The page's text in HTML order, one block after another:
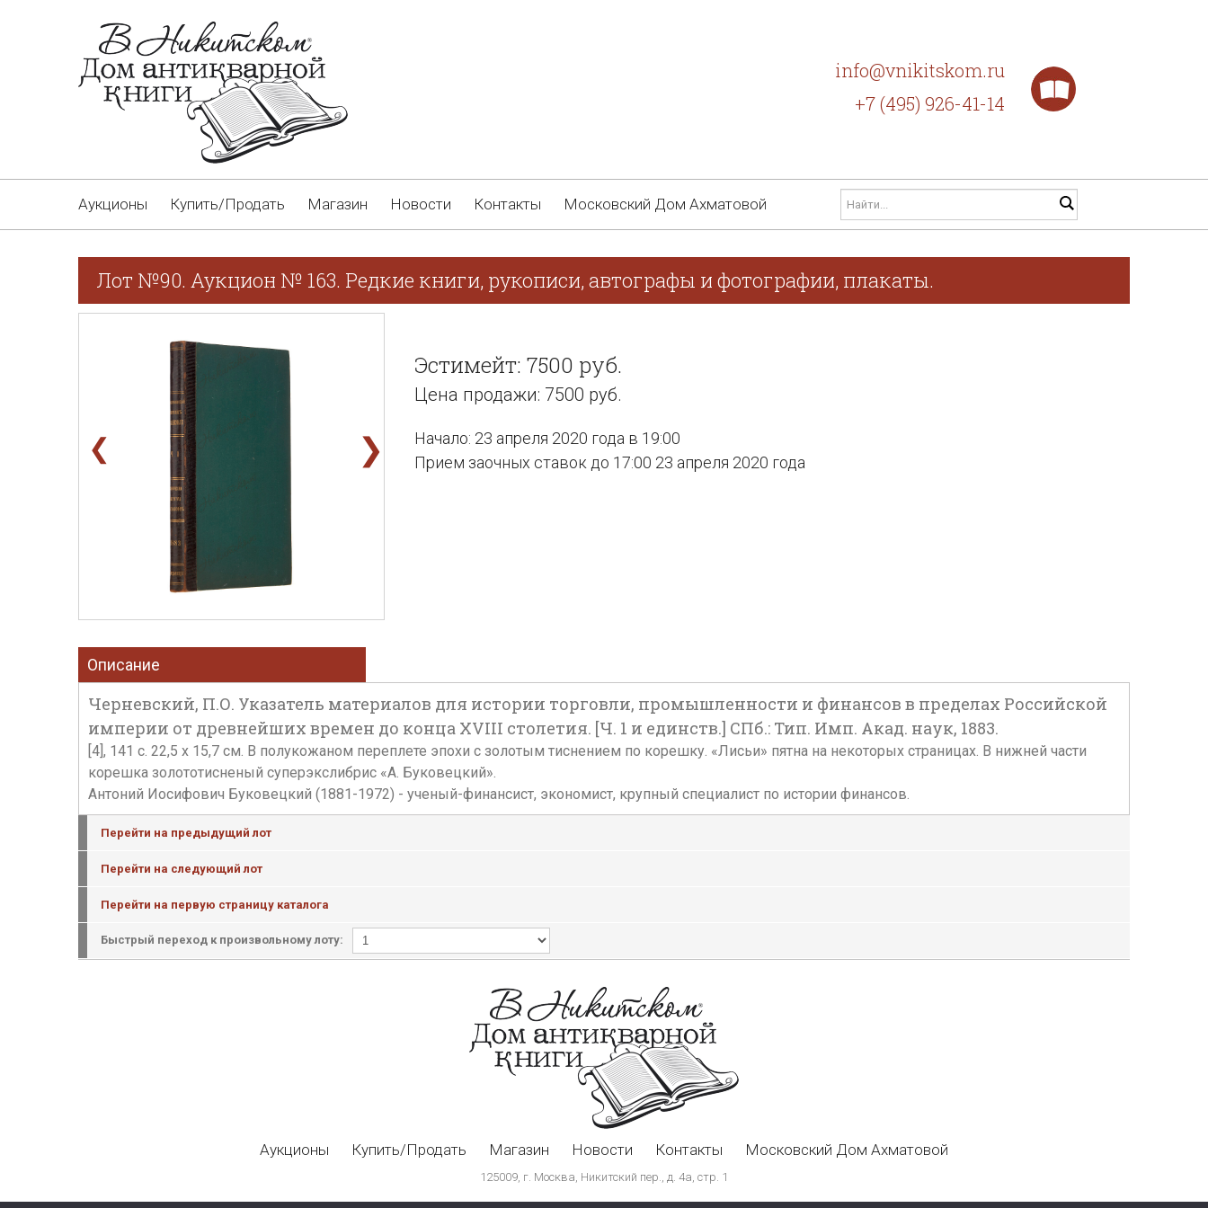
info@vnikitskom.ru
+7 (495) 926-41-14
Аукционы Купить/Продать Магазин Новости Контакты Московский Дом Ахматовой
Лот №90. Аукцион № 163. Редкие книги, рукописи, автографы и фотографии, плакаты.
❮ ❯
Эстимейт: 7500 руб.
Цена продажи: 7500 руб.
Начало: 23 апреля 2020 года в 19:00
Прием заочных ставок до 17:00 23 апреля 2020 года
Описание
Черневский, П.О. Указатель материалов для истории торговли, промышленности и финансов в пределах Российской
империи от древнейших времен до конца XVIII столетия. [Ч. 1 и единств.] СПб.: Тип. Имп. Акад. наук, 1883.
[4], 141 c. 22,5 х 15,7 см. В полукожаном переплете эпохи с золотым тиснением по корешку. «Лисьи» пятна на некоторых страницах. В нижней части
корешка золототисненый суперэкслибрис «А. Буковецкий».
Антоний Иосифович Буковецкий (1881-1972) - ученый-финансист, экономист, крупный специалист по истории финансов.
Перейти на предыдущий лот
Перейти на следующий лот
Перейти на первую страницу каталога
Быстрый переход к произвольному лоту:
Аукционы Купить/Продать Магазин Новости Контакты Московский Дом Ахматовой
125009, г. Москва, Никитский пер., д. 4а, стр. 1